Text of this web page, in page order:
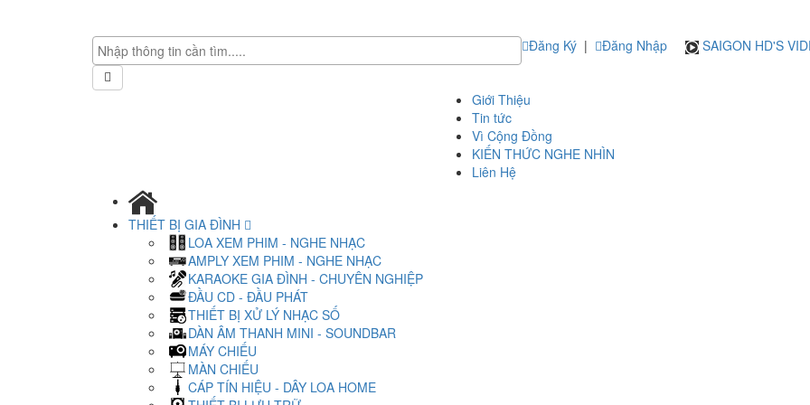
Đăng Ký | Đăng Nhập SAIGON HD'S
Giới Thiệu
Tin tức
Vì Cộng Đồng
KIẾN THỨC NGHE NHÌN
Liên Hệ
THIẾT BỊ GIA ĐÌNH
LOA XEM PHIM - NGHE NHẠC
AMPLY XEM PHIM - NGHE NHẠC
KARAOKE GIA ĐÌNH - CHUYÊN NGHIỆP
ĐẦU CD - ĐẦU PHÁT
THIẾT BỊ XỬ LÝ NHẠC SỐ
DÀN ÂM THANH MINI - SOUNDBAR
MÁY CHIẾU
MÀN CHIẾU
CÁP TÍN HIỆU - DÂY LOA HOME